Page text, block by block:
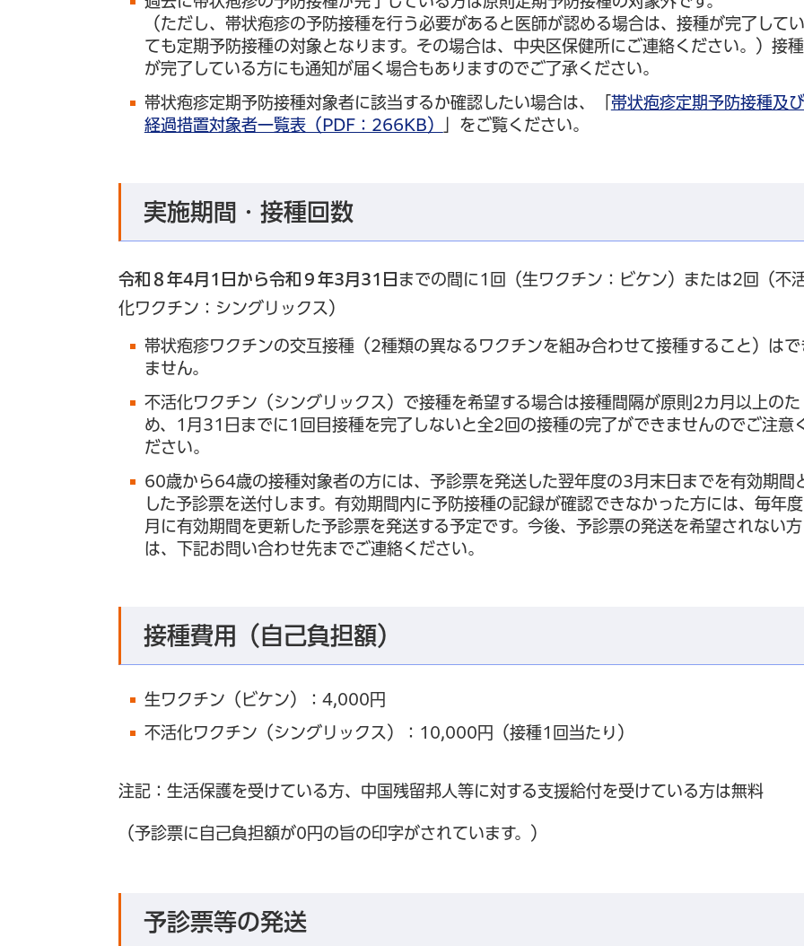
（ただし、帯状疱疹の予防接種を行う必要があると医師が認める場合は、接種が完了してい
ても定期予防接種の対象となります。その場合は、中央区保健所にご連絡ください。）接種
が完了している方にも通知が届く場合もありますのでご了承ください。
帯状疱疹定期予防接種対象者に該当するか確認したい場合は、「 帯状疱疹定期予防接種及び
経過措置対象者一覧表（PDF：266KB）
」をご覧ください。
実施期間・接種回数
令和８年4月1日から令和９年3月31日 までの間に1回（生ワクチン：ビケン）または2回（不
化ワクチン：シングリックス）
帯状疱疹ワクチンの交互接種（2種類の異なるワクチンを組み合わせて接種すること）はで
ません。
不活化ワクチン（シングリックス）で接種を希望する場合は接種間隔が原則2カ月以上のた
め、1月31日までに1回目接種を完了しないと全2回の接種の完了ができませんのでご注意
ださい。
60歳から64歳の接種対象者の方には、予診票を発送した翌年度の3月末日までを有効期間
した予診票を送付します。有効期間内に予防接種の記録が確認できなかった方には、毎年
月に有効期間を更新した予診票を発送する予定です。今後、予診票の発送を希望されない方
は、下記お問い合わせ先までご連絡ください。
接種費用（自己負担額）
生ワクチン（ビケン）：4,000円
不活化ワクチン（シングリックス）：10,000円（接種1回当たり）
注記：生活保護を受けている方、中国残留邦人等に対する支援給付を受けている方は無料
（予診票に自己負担額が0円の旨の印字がされています。）
予診票等の発送